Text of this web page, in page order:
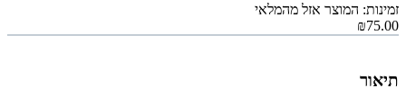
זמינות: המוצר אזל מהמלאי
₪75.00
תיאור